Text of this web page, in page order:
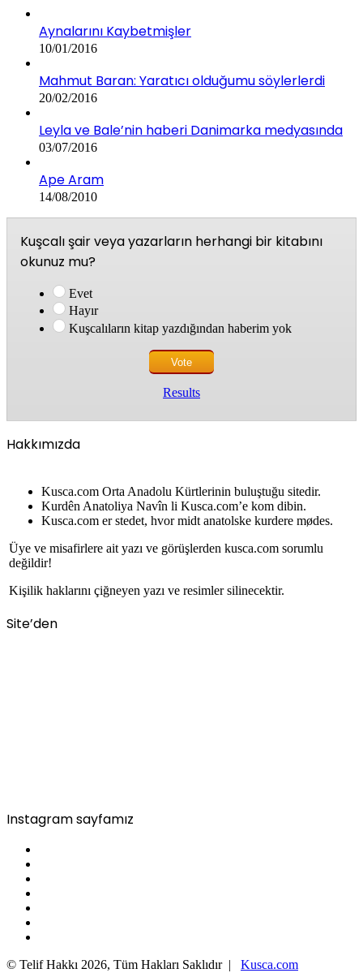
Aynalarını Kaybetmişler
10/01/2016
Mahmut Baran: Yaratıcı olduğumu söylerlerdi
20/02/2016
Leyla ve Bale’nin haberi Danimarka medyasında
03/07/2016
Ape Aram
14/08/2010
Kuşcalı şair veya yazarların herhangi bir kitabını
okunuz mu?
Evet
Hayır
Kuşcalıların kitap yazdığından haberim yok
Results
Hakkımızda
Kusca.com Orta Anadolu Kürtlerinin buluştuğu sitedir.
Kurdên Anatoliya Navîn li Kusca.com’e kom dibin.
Kusca.com er stedet, hvor midt anatolske kurdere mødes.
Üye ve misafirlere ait yazı ve görüşlerden kusca.com sorumlu
değildir!
Kişilik haklarını çiğneyen yazı ve resimler silinecektir.
Site’den
Instagram sayfamız
© Telif Hakkı 2026, Tüm Hakları Saklıdır | Kusca.com